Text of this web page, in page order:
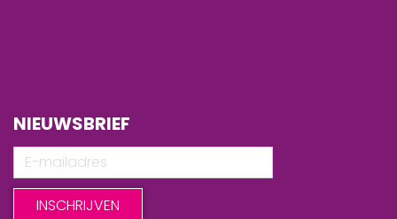
NIEUWSBRIEF